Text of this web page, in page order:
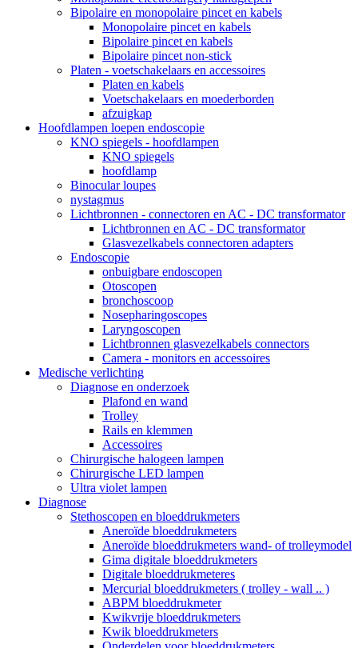
Bipolaire en monopolaire pincet en kabels
Monopolaire pincet en kabels
Bipolaire pincet en kabels
Bipolaire pincet non-stick
Platen - voetschakelaars en accessoires
Platen en kabels
Voetschakelaars en moederborden
afzuigkap
Hoofdlampen loepen endoscopie
KNO spiegels - hoofdlampen
KNO spiegels
hoofdlamp
Binocular loupes
nystagmus
Lichtbronnen - connectoren en AC - DC transformator
Lichtbronnen en AC - DC transformator
Glasvezelkabels connectoren adapters
Endoscopie
onbuigbare endoscopen
Otoscopen
bronchoscoop
Nosepharingoscopes
Laryngoscopen
Lichtbronnen glasvezelkabels connectors
Camera - monitors en accessoires
Medische verlichting
Diagnose en onderzoek
Plafond en wand
Trolley
Rails en klemmen
Accessoires
Chirurgische halogeen lampen
Chirurgische LED lampen
Ultra violet lampen
Diagnose
Stethoscopen en bloeddrukmeters
Aneroïde bloeddrukmeters
Aneroïde bloeddrukmeters wand- of trolleymodel
Gima digitale bloeddrukmeters
Digitale bloeddrukmeteres
Mercurial bloeddrukmeters ( trolley - wall .. )
ABPM bloeddrukmeter
Kwikvrije bloeddrukmeters
Kwik bloeddrukmeters